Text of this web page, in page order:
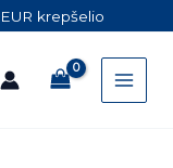
krepšelio